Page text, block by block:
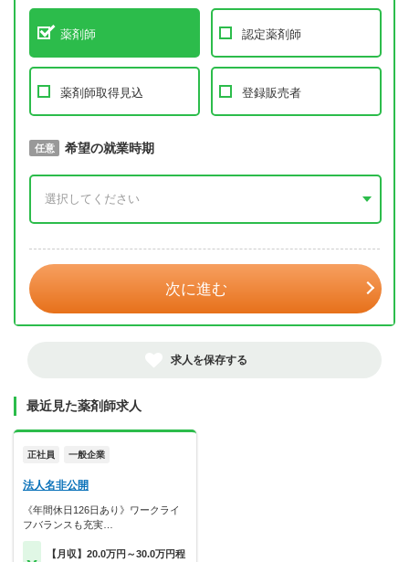
薬剤師 認定薬剤師
薬剤師取得見込 登録販売者
必須 取得予定年
任意 希望の就業時期
次に進む
求人を保存する
最近見た薬剤師求人
正社員 一般企業
法人名非公開
《年間休日126日あり》ワークライ
フバランスも充実…
【月収】20.0万円～30.0万円程